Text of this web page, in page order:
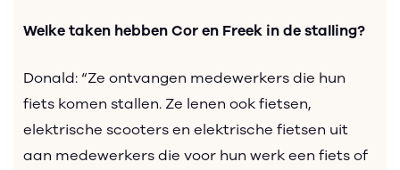
Welke taken hebben Cor en Freek in de stalling?
Donald: “Ze ontvangen medewerkers die hun
fiets komen stallen. Ze lenen ook fietsen,
elektrische scooters en elektrische fietsen uit
aan medewerkers die voor hun werk een fiets of